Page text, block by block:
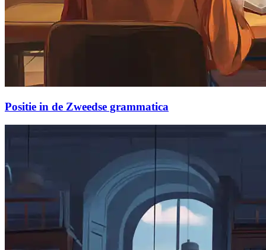
Positie in de Zweedse grammatica